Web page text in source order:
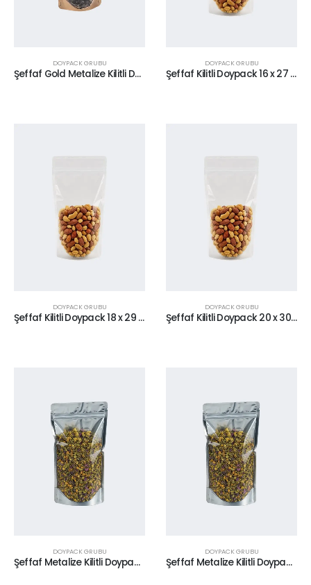
DOYPACK GRUBU
Şeffaf Gold Metalize Kilitli Doypack 20 x 30 cm
DOYPACK GRUBU
Şeffaf Kilitli Doypack 16 x 27 cm
DOYPACK GRUBU
Şeffaf Kilitli Doypack 18 x 29 cm
DOYPACK GRUBU
Şeffaf Kilitli Doypack 20 x 30 cm
DOYPACK GRUBU
Şeffaf Metalize Kilitli Doypack 16 x 27 cm
DOYPACK GRUBU
Şeffaf Metalize Kilitli Doypack 18 x 29 cm